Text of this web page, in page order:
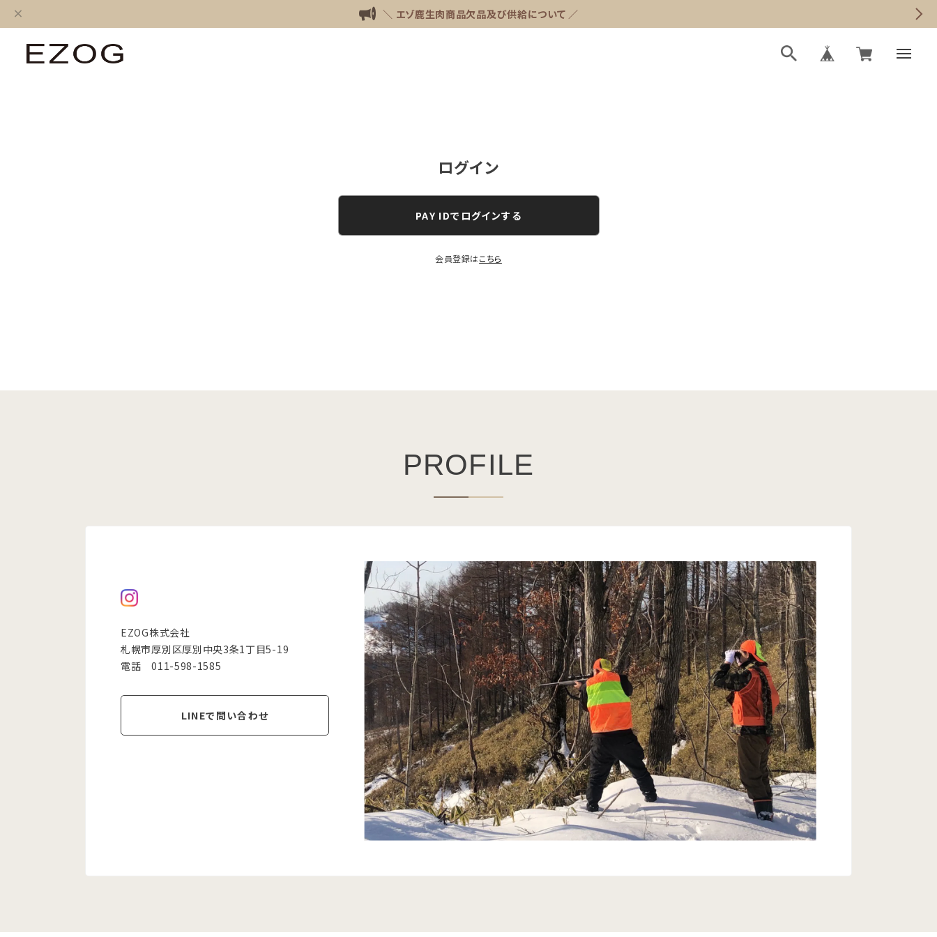
＼ エゾ鹿生肉商品欠品及び供給について ／
ログイン
PAY IDでログインする
会員登録はこちら
PROFILE
EZOG株式会社
札幌市厚別区厚別中央3条1丁目5-19
電話 011-598-1585
LINEで問い合わせ